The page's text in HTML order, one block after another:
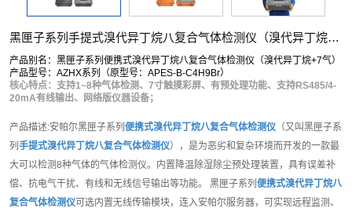
黑匣子系列手提式溴代异丁烷八复合气体检测仪（溴代异丁烷+7气）
产品别名：黑匣子系列便携式溴代异丁烷八复合气体检测仪（溴代异丁烷+7气）
产品型号：AZHX系列（原型号：APES-B-C4H9Br）
核心特点：支持1~8种气体检测、7寸触摸彩屏、有预处理功能、支持RS485/4-
20mA有线输出、网络版仪器设备；
产品描述:安帕尔黑匣子系列 便携式溴代异丁烷八复合气体检测仪 （又叫黑匣子系
列 手提式溴代异丁烷八复合气体检测仪），是为恶劣和复杂环境而开发的一款最
大可以检测8种气体的气体检测仪。内置降温除湿除尘预处理装置，具有误差补
偿、抗电气干扰、有线和无线信号输出等功能。 黑匣子系列 便携式溴代异丁烷八
复合气体检测仪可选内置无线传输模块，连入安帕尔服务器，可实现远程监测、